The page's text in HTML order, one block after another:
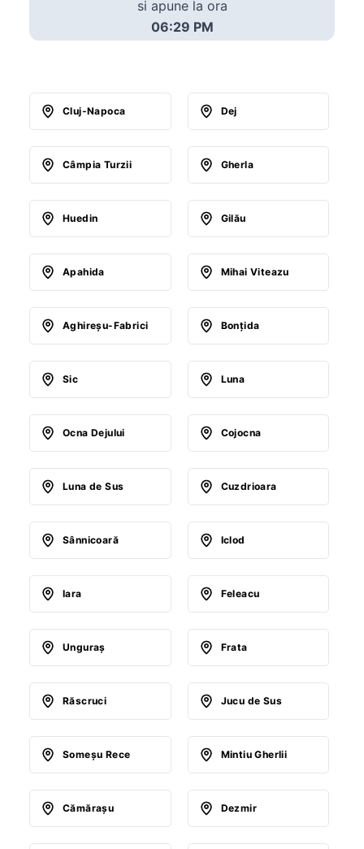
si apune la ora
06:29 PM
Cluj-Napoca Dej
Câmpia Turzii Gherla
Huedin Gilău
Apahida Mihai Viteazu
Aghireşu-Fabrici Bonţida
Sic Luna
Ocna Dejului Cojocna
Luna de Sus Cuzdrioara
Sânnicoară Iclod
Iara Feleacu
Unguraş Frata
Răscruci Jucu de Sus
Someşu Rece Mintiu Gherlii
Cămăraşu Dezmir